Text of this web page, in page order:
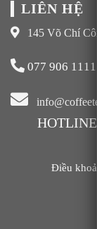
LIÊN HỆ
145 Võ Chí
077 906 1111
Điều